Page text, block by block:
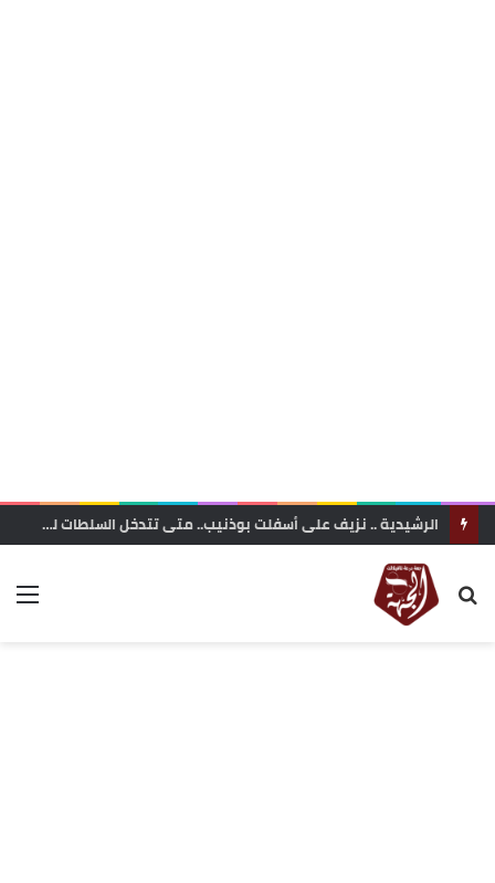
الرشيدية .. نزيف على أسفلت بوذنيب.. متى تتدخل السلطات لوقف حوادث السير ؟